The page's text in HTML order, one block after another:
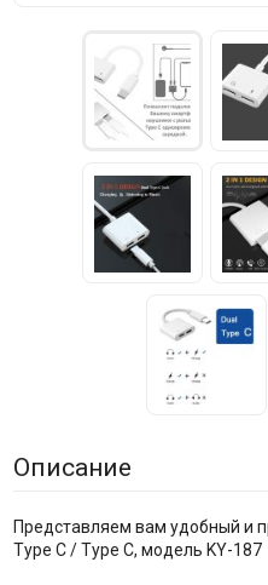
Описание
Представляем вам удобный и
Type C / Type C, модель KY-187